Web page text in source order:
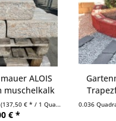
ALOIS
muschelkalk
(137,50 € * / 1 Quadratmeter)
€ *
0.036